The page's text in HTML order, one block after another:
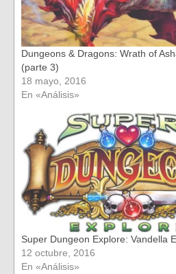
Dungeons & Dragons: Wrath of
(parte 3)
18 mayo, 2016
En «Análisis»
Super Dungeon Explore: Vandella
12 octubre, 2016
En «Análisis»